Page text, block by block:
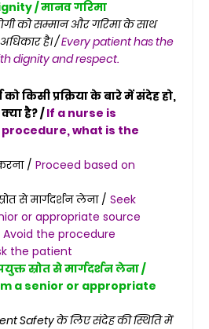
/ मानव गरिमा
को सम्मान और गरिमा के साथ
है। /Every patient has the
dignity and respect.
किसी प्रक्रिया के बारे में संदेह हो,
है? /If a nurse is
what is the
/ Proceed based on
से मार्गदर्शन लेना / Seek
or appropriate source
Avoid the procedure
the patient
स्रोत से मार्गदर्शन लेना /
a senior or appropriate
Safety के लिए संदेह की स्थिति में